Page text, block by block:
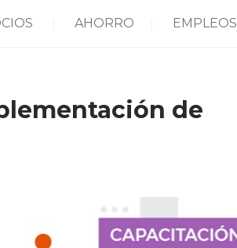
AHORRO EMPLEOS
de